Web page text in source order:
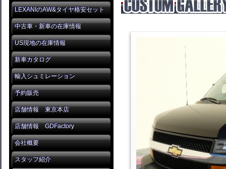
LEXANIのAW&タイヤ格安セット
中古車・新車の在庫情報
US現地の在庫情報
新車カタログ
輸入シュミレーション
予約販売
店舗情報 東京本店
店舗情報 GDFactory
会社概要
スタッフ紹介